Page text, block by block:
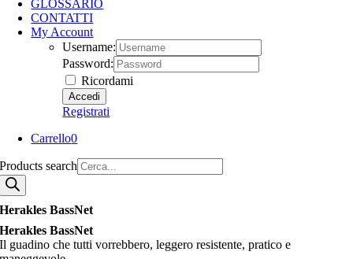
GLOSSARIO
CONTATTI
My Account
Username:
Password:
Ricordami
Registrati
Carrello0
Products search
Herakles BassNet
Herakles BassNet
Il guadino che tutti vorrebbero, leggero resistente, pratico e